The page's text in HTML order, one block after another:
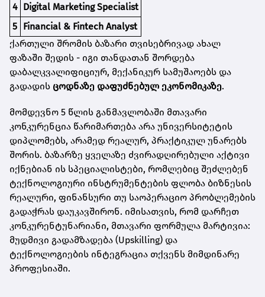
4 Digital Marketing Specialist
5 Financial & Fintech Analyst
ქართული შრომის ბაზარი თვისებრივად ახალ
ფაზაში შედის - იგი თანდათან შორდება
დაბალკვალიფიციურ, მექანიკურ სამუშაოებს და
გადადის ცოდნაზე დაფუძნებულ ეკონომიკაზე.
მომდევნო 5 წლის განმავლობაში მთავარი
კონკურენცია წარიმართება არა უნივერსიტეტის
დიპლომებს, არამედ რეალურ, პრაქტიკულ უნარებს
შორის. ბაზარზე ყველაზე ძვირადღირებული აქტივი
იქნებიან ის სპეციალისტები, რომლებიც შეძლებენ
ტექნოლოგიური ინსტრუმენტების ფლობა ბიზნესის
რეალური, ფინანსური თუ საოპერაციო პრობლემების
გადაჭრას დაუკავშირონ. იმისათვის, რომ დარჩეთ
კონკურენტუნარიანი, მთავარი ფორმულა მარტივია:
მუდმივი გადამზადება (Upskilling) და
ტექნოლოგიების ინტეგრაცია თქვენს მიმდინარე
პროფესიაში.